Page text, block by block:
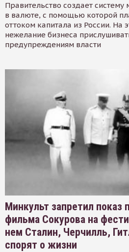
Правительство создает
в валюте, с помощью которой
оттоком капитала из России. На
нежелание бизнеса
предупреждениям власти
Минкульт запретил показ
фильма Сокурова на
нем Сталин, Черчилль,
спорят о жизни